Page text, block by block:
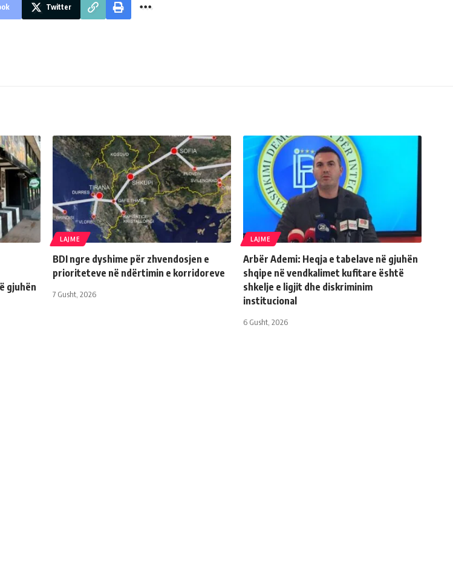
Twitter
gjuhën
LAJME
BDI ngre dyshime për zhvendosjen e
prioriteteve në ndërtimin e korridoreve
7 Gusht, 2026
LAJME
Arbër Ademi: Heqja e tabelave në gjuhën
shqipe në vendkalimet kufitare është
shkelje e ligjit dhe diskriminim
institucional
6 Gusht, 2026